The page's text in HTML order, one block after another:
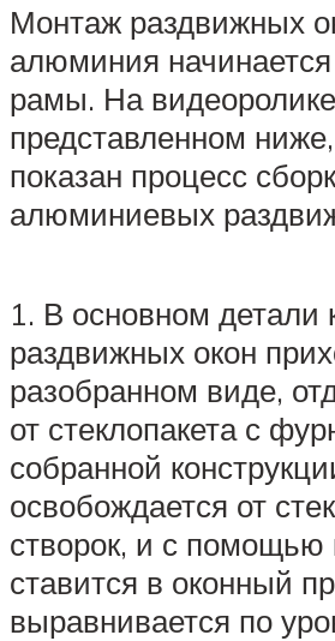
Монтаж раздвижных
алюминия начинается
рамы. На
представленном
показан процесс
алюминиевых
1. В основном детали
раздвижных окон
разобранном виде,
от стеклопакета с
собранной
освобождается от
створок, и с помощью
ставится в оконный
выравнивается по